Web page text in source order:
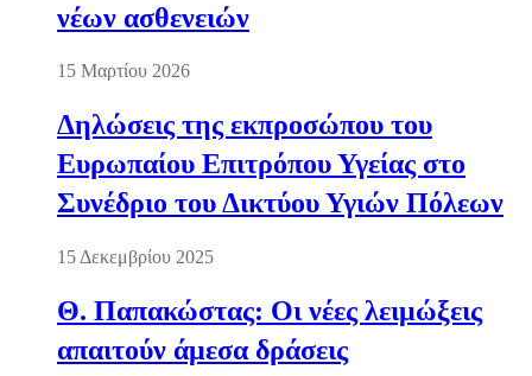
νέων ασθενειών
15 Μαρτίου 2026
Δηλώσεις της εκπροσώπου του
Ευρωπαίου Επιτρόπου Υγείας στο
Συνέδριο του Δικτύου Υγιών Πόλεων
15 Δεκεμβρίου 2025
Θ. Παπακώστας: Οι νέες λειμώξεις
απαιτούν άμεσα δράσεις